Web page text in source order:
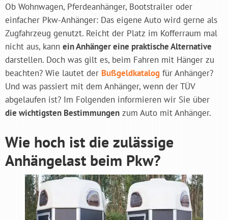
Ob Wohnwagen, Pferdeanhänger, Bootstrailer oder
einfacher Pkw-Anhänger: Das eigene Auto wird gerne als
Zugfahrzeug genutzt. Reicht der Platz im Kofferraum mal
nicht aus, kann ein Anhänger eine praktische Alternative
darstellen. Doch was gilt es, beim Fahren mit Hänger zu
beachten? Wie lautet der Bußgeldkatalog für Anhänger?
Und was passiert mit dem Anhänger, wenn der TÜV
abgelaufen ist? Im Folgenden informieren wir Sie über
die wichtigsten Bestimmungen zum Auto mit Anhänger.
Wie hoch ist die zulässige
Anhängelast beim Pkw?